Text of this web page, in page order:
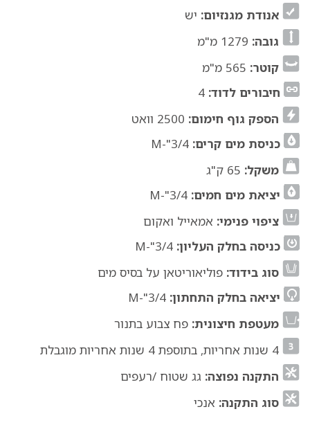
אנודת מגנזיום: יש
גובה:
קוטר:
חיבורים לדוד:
הספק גוף חימום:
כניסת מים קרים:
משקל:
יציאת מים חמים:
ציפוי פנימי: אמאייל ואקום
כניסה בחלק העליון:
סוג בידוד: פוליאוריטאן על בסיס מים
יציאה בחלק התחתון:
מעטפת חיצונית: פח צבוע בתנור
התקנה נפוצה: גג שטוח /רעפים
סוג התקנה: אנכי